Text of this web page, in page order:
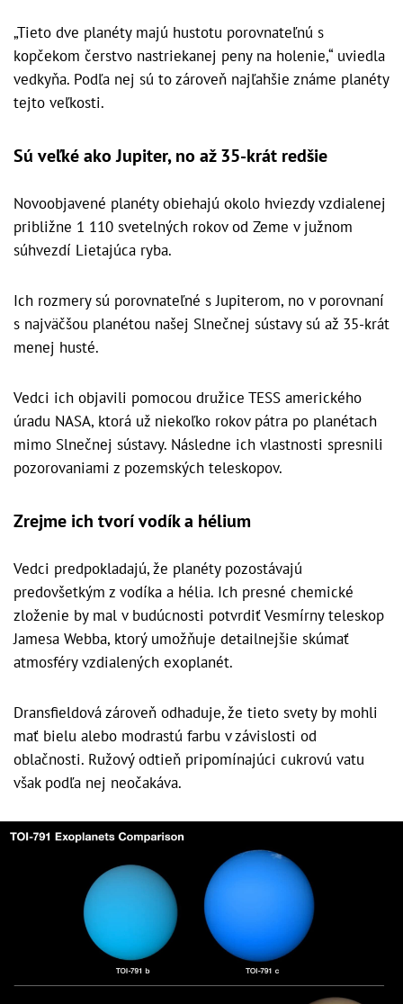
„Tieto dve planéty majú hustotu porovnateľnú s
kopčekom čerstvo nastriekanej peny na holenie,“ uviedla
vedkyňa. Podľa nej sú to zároveň najľahšie známe planéty
tejto veľkosti.
Sú veľké ako Jupiter, no až 35-krát redšie
Novoobjavené planéty obiehajú okolo hviezdy vzdialenej
približne 1 110 svetelných rokov od Zeme v južnom
súhvezdí Lietajúca ryba.
Ich rozmery sú porovnateľné s Jupiterom, no v porovnaní
s najväčšou planétou našej Slnečnej sústavy sú až 35-krát
menej husté.
Vedci ich objavili pomocou družice TESS amerického
úradu NASA, ktorá už niekoľko rokov pátra po planétach
mimo Slnečnej sústavy. Následne ich vlastnosti spresnili
pozorovaniami z pozemských teleskopov.
Zrejme ich tvorí vodík a hélium
Vedci predpokladajú, že planéty pozostávajú
predovšetkým z vodíka a hélia. Ich presné chemické
zloženie by mal v budúcnosti potvrdiť Vesmírny teleskop
Jamesa Webba, ktorý umožňuje detailnejšie skúmať
atmosféry vzdialených exoplanét.
Dransfieldová zároveň odhaduje, že tieto svety by mohli
mať bielu alebo modrastú farbu v závislosti od
oblačnosti. Ružový odtieň pripomínajúci cukrovú vatu
však podľa nej neočakáva.